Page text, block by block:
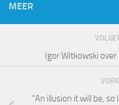
MEER
Igor Witkowski over
“An illusion it will be,